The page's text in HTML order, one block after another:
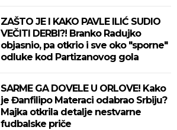
ZAŠTO JE I KAKO PAVLE ILIĆ SUDIO
VEČITI DERBI?! Branko Radujko
objasnio, pa otkrio i sve oko "sporne"
odluke kod Partizanovog gola
SARME GA DOVELE U ORLOVE! Kako
je Đanfilipo Materaci odabrao Srbiju?
Majka otkrila detalje nestvarne
fudbalske priče